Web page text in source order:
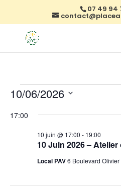
07 49 94
Évènements
10
juin,
2026
10/06/2026
une
17:00
10 Juin 2026 –
10 juin @ 17:00 - 19:00
Local PAV6 Boulevard